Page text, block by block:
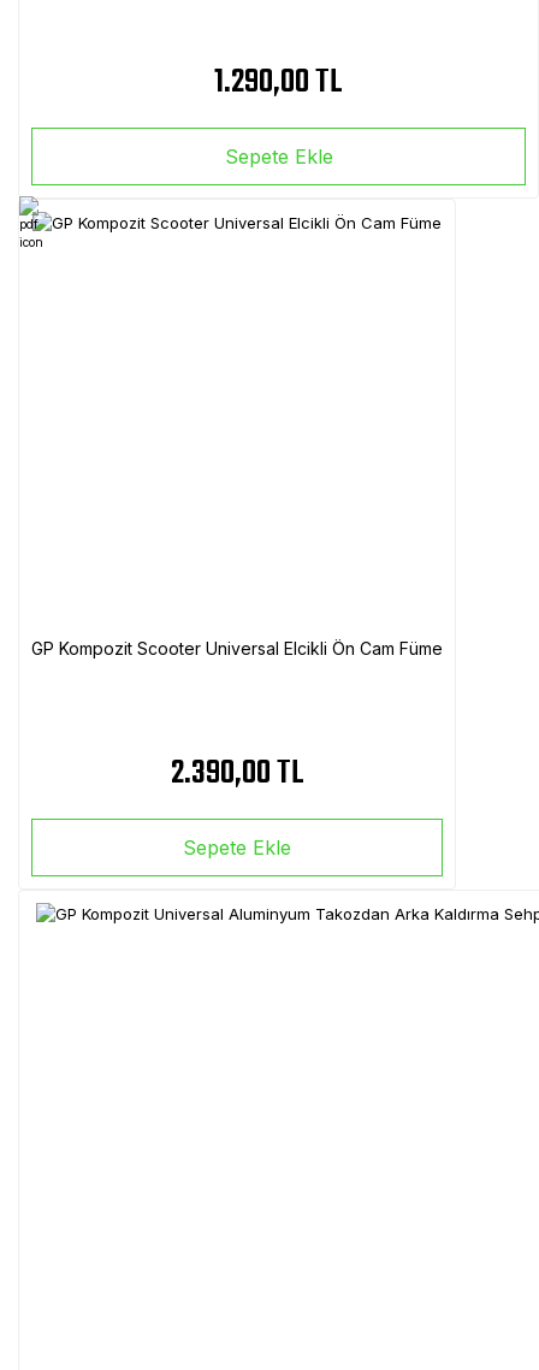
1.290,00 TL
Sepete Ekle
GP Kompozit Scooter Universal Elcikli Ön Cam Füme
2.390,00 TL
Sepete Ekle